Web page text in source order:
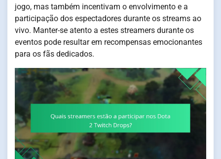
jogo, mas também incentivam o envolvimento e a
participação dos espectadores durante os streams ao
vivo. Manter-se atento a estes streamers durante os
eventos pode resultar em recompensas emocionantes
para os fãs dedicados.